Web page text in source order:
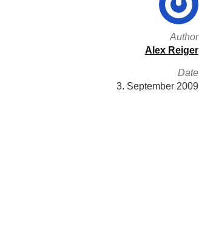
Author
Alex Reiger
Date
3. September 2009